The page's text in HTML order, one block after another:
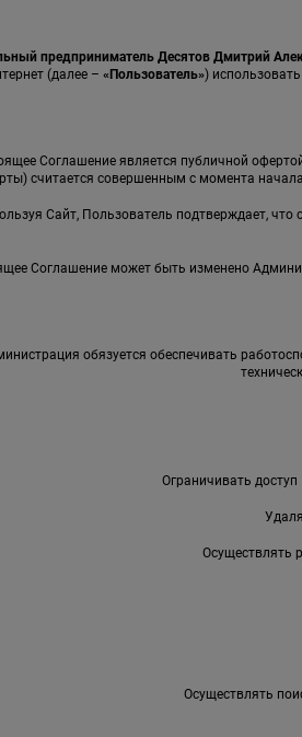
предприниматель Десятов Дмитрий
(далее – «Пользователь»)
Соглашение является публичной
считается совершенным с момента
Сайт, Пользователь подтверждает,
Соглашение может быть изменено
обязуется обеспечивать
Ограничивать
Осуществлять
Осуществлять